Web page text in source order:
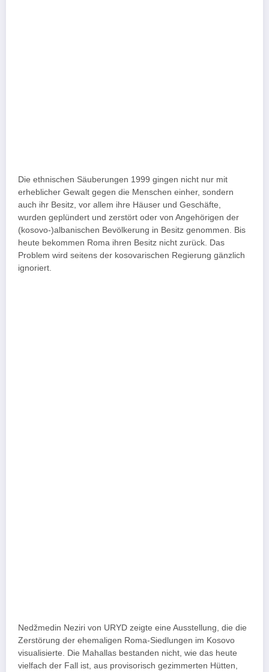
Die ethnischen Säuberungen 1999 gingen nicht nur mit
erheblicher Gewalt gegen die Menschen einher, sondern
auch ihr Besitz, vor allem ihre Häuser und Geschäfte,
wurden geplündert und zerstört oder von Angehörigen der
(kosovo-)albanischen Bevölkerung in Besitz genommen. Bis
heute bekommen Roma ihren Besitz nicht zurück. Das
Problem wird seitens der kosovarischen Regierung gänzlich
ignoriert.
Nedžmedin Neziri von URYD zeigte eine Ausstellung, die die
Zerstörung der ehemaligen Roma-Siedlungen im Kosovo
visualisierte. Die Mahallas bestanden nicht, wie das heute
vielfach der Fall ist, aus provisorisch gezimmerten Hütten,